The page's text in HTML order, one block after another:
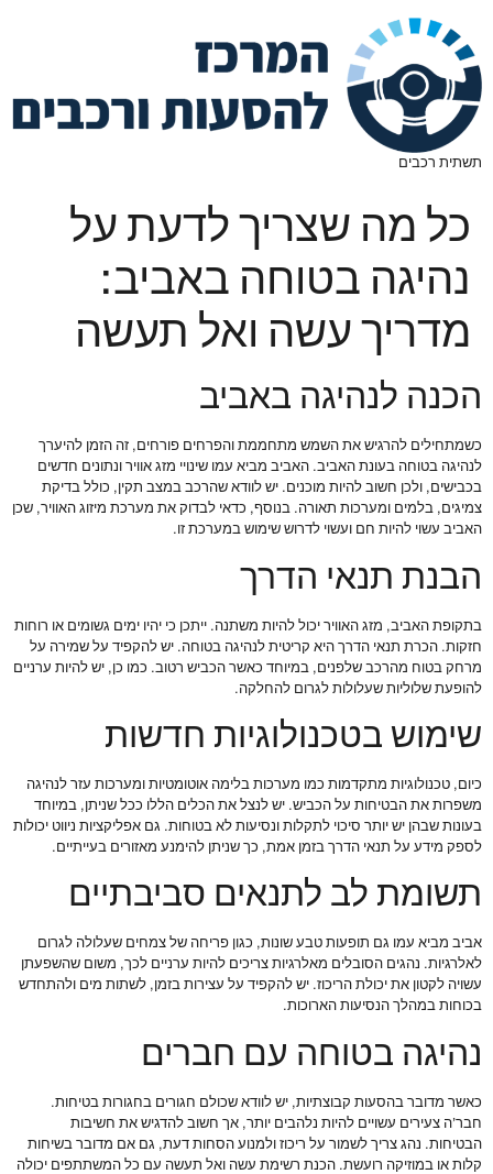
תשתית רכבים
כל מה שצריך לדעת על
נהיגה בטוחה באביב:
מדריך עשה ואל תעשה
הכנה לנהיגה באביב
כשמתחילים להרגיש את השמש מתחממת והפרחים פורחים, זה הזמן להיערך
לנהיגה בטוחה בעונת האביב. האביב מביא עמו שינויי מזג אוויר ונתונים חדשים
בכבישים, ולכן חשוב להיות מוכנים. יש לוודא שהרכב במצב תקין, כולל בדיקת
צמיגים, בלמים ומערכות תאורה. בנוסף, כדאי לבדוק את מערכת מיזוג האוויר, שכן
האביב עשוי להיות חם ועשוי לדרוש שימוש במערכת זו.
הבנת תנאי הדרך
בתקופת האביב, מזג האוויר יכול להיות משתנה. ייתכן כי יהיו ימים גשומים או רוחות
חזקות. הכרת תנאי הדרך היא קריטית לנהיגה בטוחה. יש להקפיד על שמירה על
מרחק בטוח מהרכב שלפנים, במיוחד כאשר הכביש רטוב. כמו כן, יש להיות ערניים
להופעת שלוליות שעלולות לגרום להחלקה.
שימוש בטכנולוגיות חדשות
כיום, טכנולוגיות מתקדמות כמו מערכות בלימה אוטומטיות ומערכות עזר לנהיגה
משפרות את הבטיחות על הכביש. יש לנצל את הכלים הללו ככל שניתן, במיוחד
בעונות שבהן יש יותר סיכוי לתקלות ונסיעות לא בטוחות. גם אפליקציות ניווט יכולות
לספק מידע על תנאי הדרך בזמן אמת, כך שניתן להימנע מאזורים בעייתיים.
תשומת לב לתנאים סביבתיים
אביב מביא עמו גם תופעות טבע שונות, כגון פריחה של צמחים שעלולה לגרום
לאלרגיות. נהגים הסובלים מאלרגיות צריכים להיות ערניים לכך, משום שהשפעתן
עשויה לקטון את יכולת הריכוז. יש להקפיד על עצירות בזמן, לשתות מים ולהתחדש
בכוחות במהלך הנסיעות הארוכות.
נהיגה בטוחה עם חברים
כאשר מדובר בהסעות קבוצתיות, יש לוודא שכולם חגורים בחגורות בטיחות.
חבר’ה צעירים עשויים להיות נלהבים יותר, אך חשוב להדגיש את חשיבות
הבטיחות. נהג צריך לשמור על ריכוז ולמנוע הסחות דעת, גם אם מדובר בשיחות
קלות או במוזיקה רועשת. הכנת רשימת עשה ואל תעשה עם כל המשתתפים יכולה